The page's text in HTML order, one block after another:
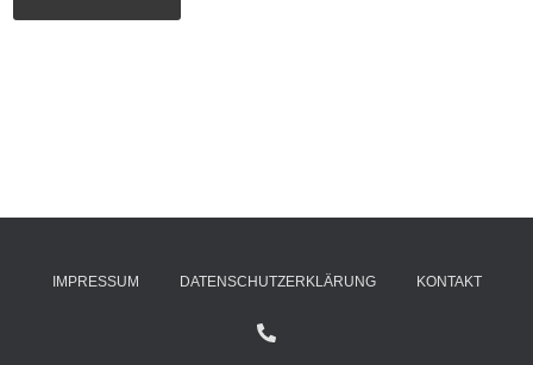
IMPRESSUM DATENSCHUTZERKLÄRUNG KONTAKT